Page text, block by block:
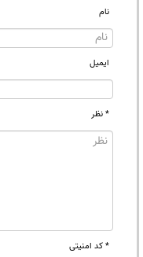
نام
ایمیل
* نظر
* کد امنیتی